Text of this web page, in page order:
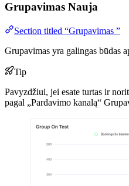
Grupavimas Nauja
Section titled “Grupavimas ”
Grupavimas yra galingas būdas
Tip
Pavyzdžiui, jei esate turtas ir
pagal „Pardavimo kanalą“